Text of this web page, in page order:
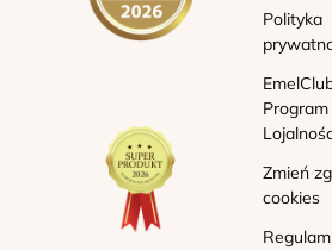
Polityka
Program
Zmień
cookies